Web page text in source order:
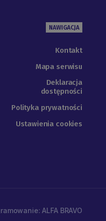
NAWIGACJA
Kontakt
Mapa serwisu
Deklaracja
dostępności
Polityka prywatności
Ustawienia cookies
ALFA BRAVO